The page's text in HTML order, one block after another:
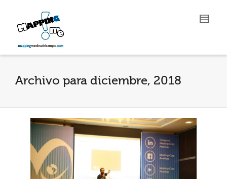
Archivo para diciembre, 2018